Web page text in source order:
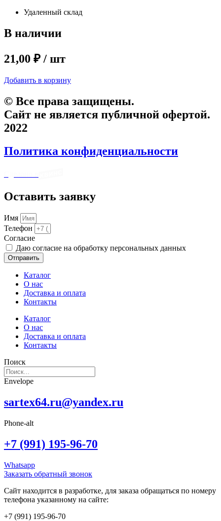
Удаленный склад
В наличии
21,00 ₽ / шт
Добавить в корзину
© Все права защищены.
Сайт не является публичной офертой.
2022
Политика конфиденциальности
Оставить заявку
Имя
Телефон
Cогласие
Даю согласие на обработку персональных данных
Отправить
Каталог
О нас
Доставка и оплата
Контакты
Каталог
О нас
Доставка и оплата
Контакты
Поиск
Envelope
sartex64.ru@yandex.ru
Phone-alt
+7 (991) 195-96-70
Whatsapp
Заказать обратный звонок
Сайт находится в разработке, для заказа обращаться по номеру
телефона указанному на сайте:
+7 (991) 195-96-70